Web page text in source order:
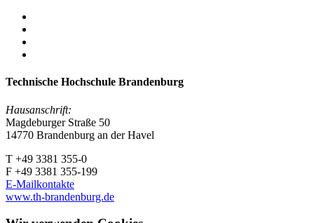
Technische Hochschule Brandenburg
Hausanschrift:
Magdeburger Straße 50
14770 Brandenburg an der Havel
T +49 3381 355-0
F +49 3381 355-199
E-Mailkontakte
www.th-brandenburg.de